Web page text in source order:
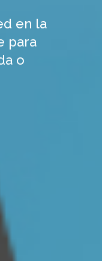
en la
para
o